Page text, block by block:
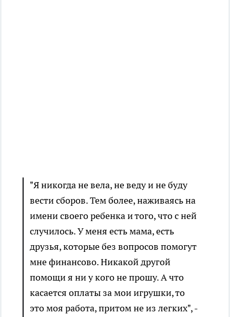
"Я никогда не вела, не веду и не буду
вести сборов. Тем более, наживаясь на
имени своего ребенка и того, что с ней
случилось. У меня есть мама, есть
друзья, которые без вопросов помогут
мне финансово. Никакой другой
помощи я ни у кого не прошу. А что
касается оплаты за мои игрушки, то
это моя работа, притом не из легких", -